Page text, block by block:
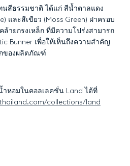
นสีธรรมชาติ ได้แก่ สีน้ำตาลแดง
และสีเขียว (Moss Green) ฝาครอบ
ายกรงเหล็ก ที่มีความโปร่งสามารถ
Bunner เพื่อให้เห็นถึงความสำคัญ
กของผลิตภัณฑ์
ำหอมในคอลเลคชั่น Land ได้ที่
collections/land